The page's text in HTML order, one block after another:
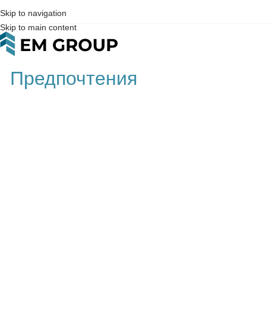
Skip to navigation
Skip to main content
Предпочтения